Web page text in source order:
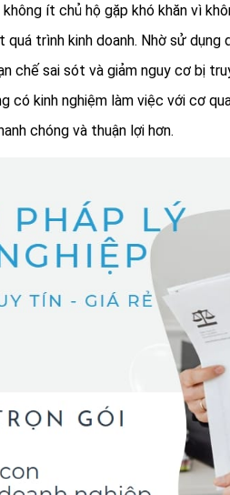
ít chủ hộ gặp khó khăn vì
trình kinh doanh. Nhờ sử
chế sai sót và giảm nguy cơ bị
có kinh nghiệm làm việc với cơ
chóng và thuận lợi hơn.